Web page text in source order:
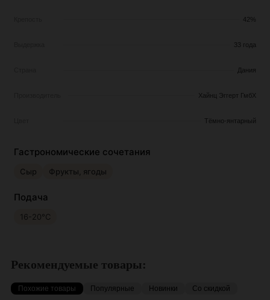
42%
33 года
Дания
Хайнц Эггерт ГмбХ
Тёмно-янтарный
Гастрономические сочетания
Сыр Фрукты, ягоды
Подача
16-20°С
Рекомендуемые товары:
Похожие товары Популярные Новинки Со скидкой